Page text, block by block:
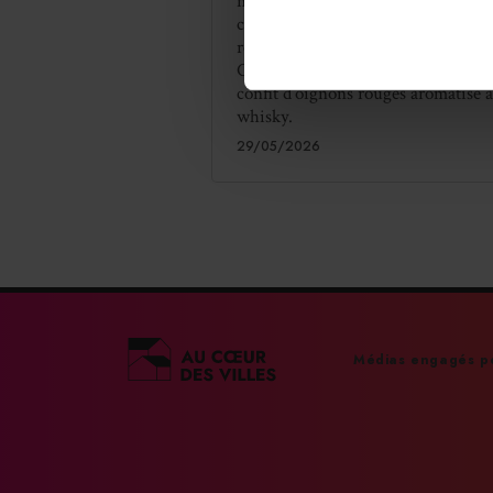
condiments. Elle se compose de
références : sauce Piccalilli, sauce
Chimichurri, sauce Tomato Jam et
confit d’oignons rouges aromatisé
whisky.
29/05/2026
Médias engagés